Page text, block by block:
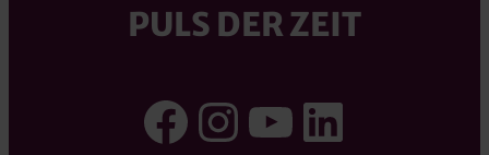
PULS DER ZEIT
Facebook
Instagram
YouTube